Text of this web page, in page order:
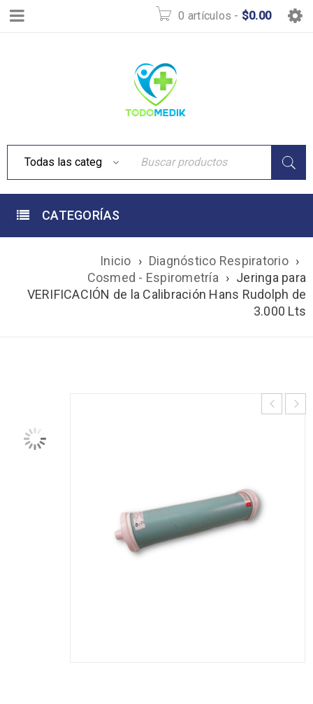
0 artículos - $0.00
CATEGORÍAS
Inicio › Diagnóstico Respiratorio ›
Cosmed - Espirometría › Jeringa para
VERIFICACIÓN de la Calibración Hans Rudolph de
3.000 Lts